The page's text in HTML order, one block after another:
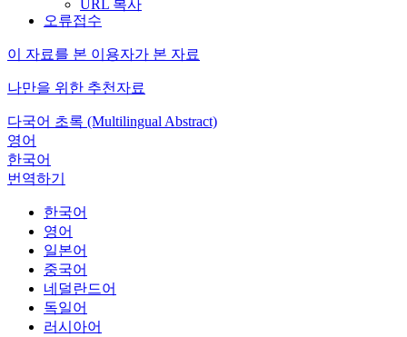
URL 복사
오류접수
이 자료를 본 이용자가 본 자료
나만을 위한 추천자료
다국어 초록 (Multilingual Abstract)
영어
한국어
번역하기
한국어
영어
일본어
중국어
네덜란드어
독일어
러시아어